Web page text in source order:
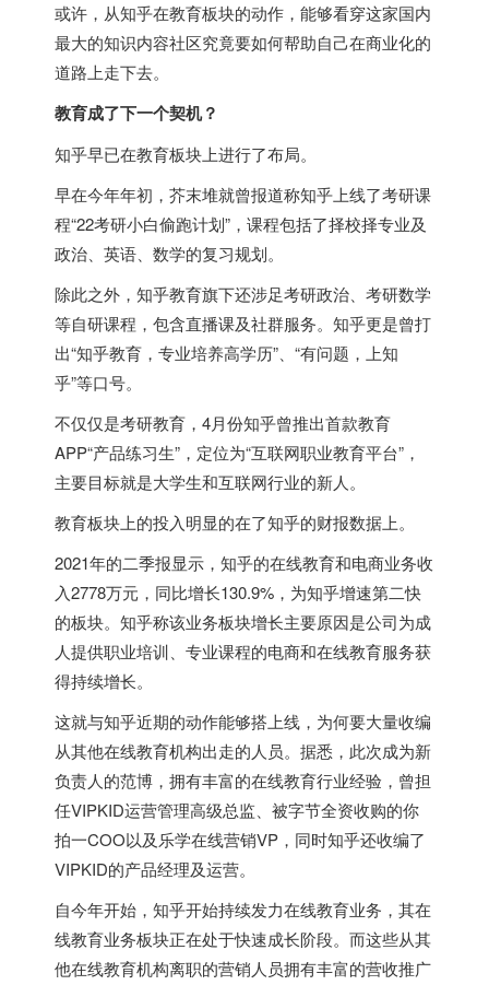
或许，从知乎在教育板块的动作，能够看穿这家国内
最大的知识内容社区究竟要如何帮助自己在商业化的
道路上走下去。
教育成了下一个契机？
知乎早已在教育板块上进行了布局。
早在今年年初，芥末堆就曾报道称知乎上线了考研课
程“22考研小白偷跑计划”，课程包括了择校择专业及
政治、英语、数学的复习规划。
除此之外，知乎教育旗下还涉足考研政治、考研数学
等自研课程，包含直播课及社群服务。知乎更是曾打
出“知乎教育，专业培养高学历”、“有问题，上知
乎”等口号。
不仅仅是考研教育，4月份知乎曾推出首款教育
APP“产品练习生”，定位为“互联网职业教育平台”，
主要目标就是大学生和互联网行业的新人。
教育板块上的投入明显的在了知乎的财报数据上。
2021年的二季报显示，知乎的在线教育和电商业务收
入2778万元，同比增长130.9%，为知乎增速第二快
的板块。知乎称该业务板块增长主要原因是公司为成
人提供职业培训、专业课程的电商和在线教育服务获
得持续增长。
这就与知乎近期的动作能够搭上线，为何要大量收编
从其他在线教育机构出走的人员。据悉，此次成为新
负责人的范博，拥有丰富的在线教育行业经验，曾担
任VIPKID运营管理高级总监、被字节全资收购的你
拍一COO以及乐学在线营销VP，同时知乎还收编了
VIPKID的产品经理及运营。
自今年开始，知乎开始持续发力在线教育业务，其在
线教育业务板块正在处于快速成长阶段。而这些从其
他在线教育机构离职的营销人员拥有丰富的营收推广